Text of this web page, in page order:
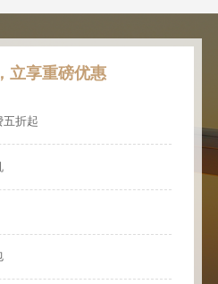
立享重磅优惠
五折起